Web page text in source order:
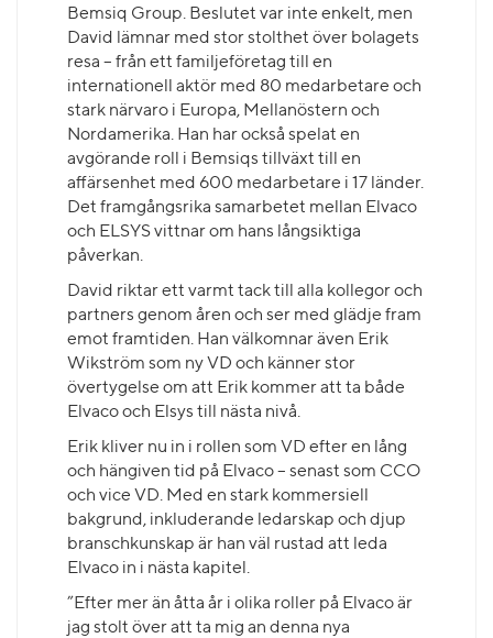
Bemsiq Group. Beslutet var inte enkelt, men
David lämnar med stor stolthet över bolagets
resa – från ett familjeföretag till en
internationell aktör med 80 medarbetare och
stark närvaro i Europa, Mellanöstern och
Nordamerika. Han har också spelat en
avgörande roll i Bemsiqs tillväxt till en
affärsenhet med 600 medarbetare i 17 länder.
Det framgångsrika samarbetet mellan Elvaco
och ELSYS vittnar om hans långsiktiga
påverkan.
David riktar ett varmt tack till alla kollegor och
partners genom åren och ser med glädje fram
emot framtiden. Han välkomnar även Erik
Wikström som ny VD och känner stor
övertygelse om att Erik kommer att ta både
Elvaco och Elsys till nästa nivå.
Erik kliver nu in i rollen som VD efter en lång
och hängiven tid på Elvaco – senast som CCO
och vice VD. Med en stark kommersiell
bakgrund, inkluderande ledarskap och djup
branschkunskap är han väl rustad att leda
Elvaco in i nästa kapitel.
”Efter mer än åtta år i olika roller på Elvaco är
jag stolt över att ta mig an denna nya